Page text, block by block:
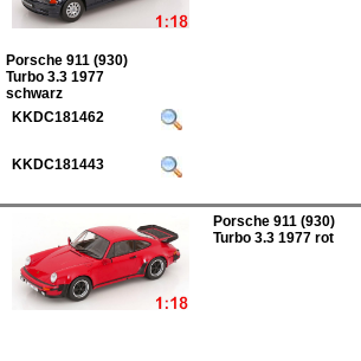
Porsche 911 (930)
Turbo 3.3 1977
schwarz
KKDC181462
KKDC181443
Porsche 911 (930)
Turbo 3.3 1977 rot